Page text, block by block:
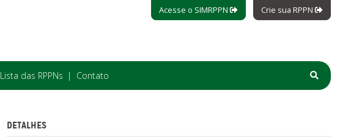
Acesse o SIMRPPN Crie sua RPPN
Lista das RPPNs Contato
DETALHES